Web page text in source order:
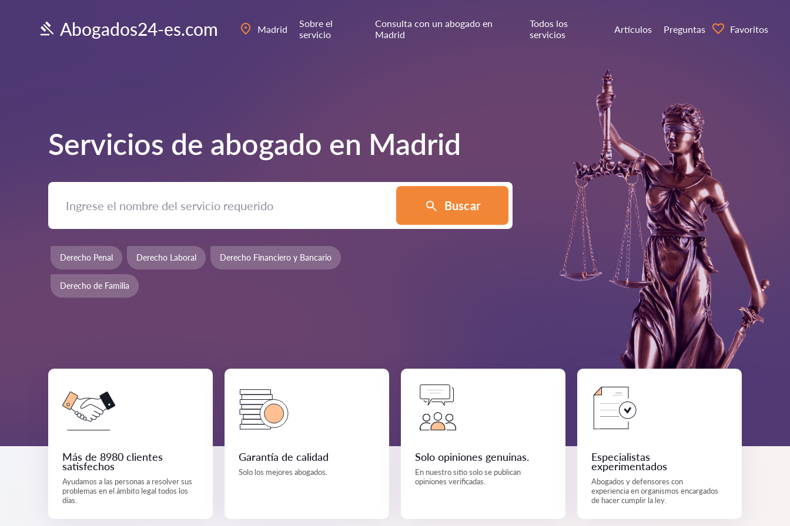
Abogados24-es.com Madrid
Sobre el
servicio
Consulta con un abogado en
Madrid
Todos los
servicios
Artículos Preguntas Favoritos
Servicios de abogado en Madrid
Buscar
Derecho Penal Derecho Laboral Derecho Financiero y Bancario
Derecho de Familia
Más de 8980 clientes
satisfechos
Ayudamos a las personas a resolver sus
problemas en el ámbito legal todos los
días.
Garantía de calidad
Solo los mejores abogados.
Solo opiniones genuinas.
En nuestro sitio solo se publican
opiniones verificadas.
Especialistas
experimentados
Abogados y defensores con
experiencia en organismos encargados
de hacer cumplir la ley.